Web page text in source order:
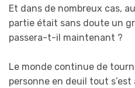
Et dans de nombreux cas,
partie était sans doute un
passera-t-il maintenant ?
Le monde continue de
personne en deuil tout